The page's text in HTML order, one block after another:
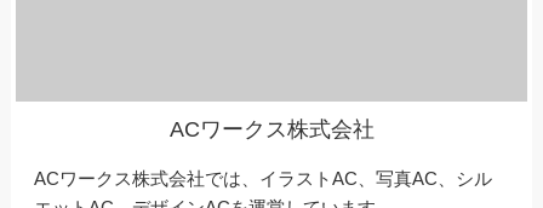
ACワークス株式会社
ACワークス株式会社では、イラストAC、写真AC、シル